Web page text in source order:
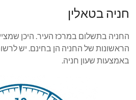
חניה בטאלין
הראשונות של החניה הן בחינם. יש
באמצעות שעון חניה.